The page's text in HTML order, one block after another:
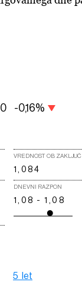
-0,16%
VREDNOST OB
1,084
DNEVNI RAZPON
1,08 - 1,08
5 let